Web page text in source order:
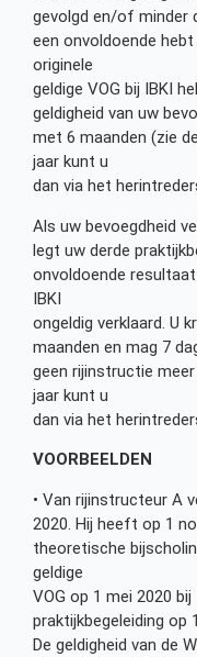
gevolgd en/of minder
een onvoldoende
originele
geldige VOG bij IBKI
geldigheid van uw
met 6 maanden (zie
jaar kunt u
dan via het
Als uw bevoegdheid
legt uw derde
onvoldoende
IBKI
ongeldig verklaard. U
maanden en mag 7
geen rijinstructie
jaar kunt u
dan via het
VOORBEELDEN
• Van rijinstructeur A
2020. Hij heeft op 1
theoretische
geldige
VOG op 1 mei 2020 bij
praktijkbegeleiding op
De geldigheid van de